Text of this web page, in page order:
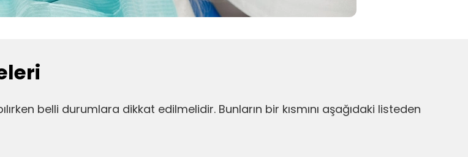
belli durumlara dikkat edilmelidir. Bunların bir kısmını aşağıdaki listeden